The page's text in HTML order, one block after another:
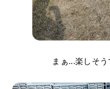
まぁ...楽しそう